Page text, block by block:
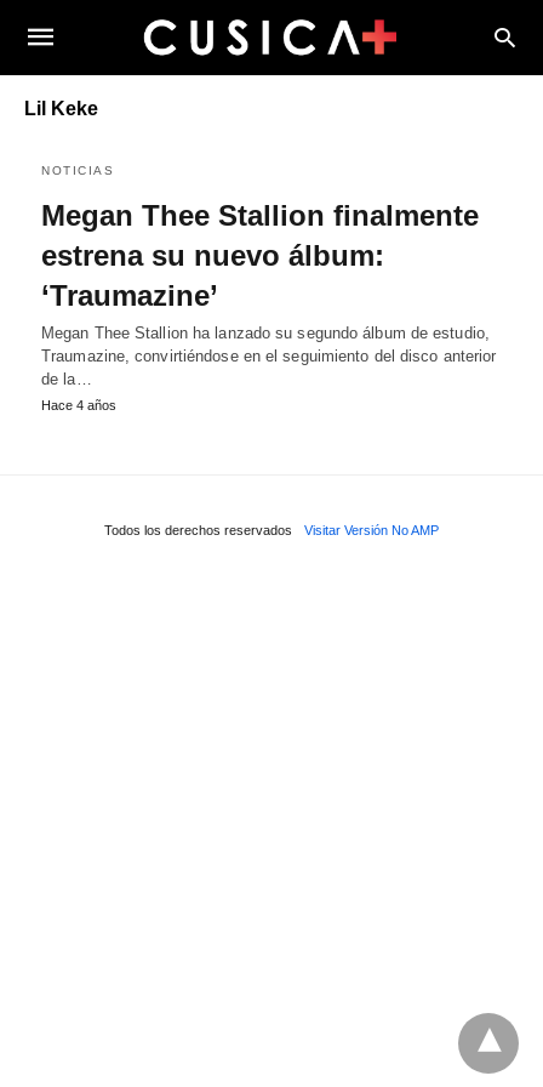
Lil Keke
NOTICIAS
Megan Thee Stallion finalmente
estrena su nuevo álbum:
‘Traumazine’
Megan Thee Stallion ha lanzado su segundo álbum de estudio,
Traumazine, convirtiéndose en el seguimiento del disco anterior
de la…
Hace 4 años
Todos los derechos reservados Visitar Versión No AMP